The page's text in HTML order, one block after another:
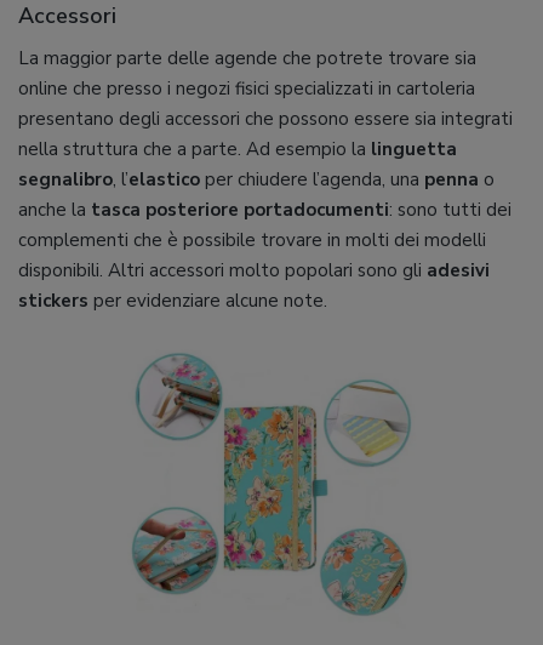
Accessori
La maggior parte delle agende che potrete trovare sia
online che presso i negozi fisici specializzati in cartoleria
presentano degli accessori che possono essere sia integrati
nella struttura che a parte. Ad esempio la linguetta
segnalibro, l’elastico per chiudere l’agenda, una penna o
anche la tasca posteriore portadocumenti: sono tutti dei
complementi che è possibile trovare in molti dei modelli
disponibili. Altri accessori molto popolari sono gli adesivi
stickers per evidenziare alcune note.